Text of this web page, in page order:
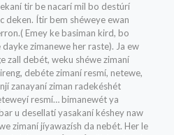
tir be nacarí mil bo destúrí
deken. Ítir bem shéweye ewan
Emey ke basiman kird, bo
zimanewe her raste). Ja ew
zall debét, weku shéwe zimaní
debéte zimaní resmí, netewe,
zanayaní ziman radekéshét
resmí… bimanewét ya
u desellatí yasakaní késhey naw
zimaní jíyawazísh da nebét. Her le